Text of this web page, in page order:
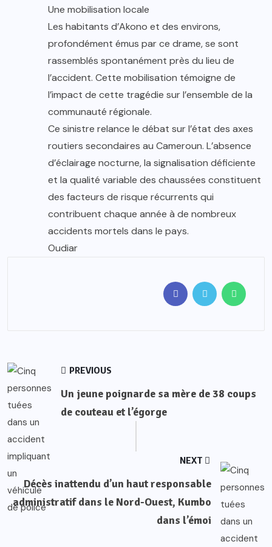
Une mobilisation locale
Les habitants d’Akono et des environs,
profondément émus par ce drame, se sont
rassemblés spontanément près du lieu de
l’accident. Cette mobilisation témoigne de
l’impact de cette tragédie sur l’ensemble de la
communauté régionale.
Ce sinistre relance le débat sur l’état des axes
routiers secondaires au Cameroun. L’absence
d’éclairage nocturne, la signalisation déficiente
et la qualité variable des chaussées constituent
des facteurs de risque récurrents qui
contribuent chaque année à de nombreux
accidents mortels dans le pays.
Oudiar
PREVIOUS
Un jeune poignarde sa mère de 38 coups
de couteau et l’égorge
NEXT
Décès inattendu d’un haut responsable
administratif dans le Nord-Ouest, Kumbo
dans l’émoi